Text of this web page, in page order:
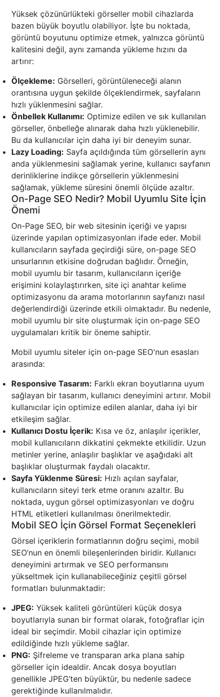
Yüksek çözünürlükteki görseller mobil cihazlarda
bazen büyük boyutlu olabiliyor. İşte bu noktada,
görüntü boyutunu optimize etmek, yalnızca görüntü
kalitesini değil, aynı zamanda yükleme hızını da
artırır:
Ölçekleme: Görselleri, görüntüleneceği alanın
orantısına uygun şekilde ölçeklendirmek, sayfaların
hızlı yüklenmesini sağlar.
Önbellek Kullanımı: Optimize edilen ve sık kullanılan
görseller, önbelleğe alınarak daha hızlı yüklenebilir.
Bu da kullanıcılar için daha iyi bir deneyim sunar.
Lazy Loading: Sayfa açıldığında tüm görsellerin aynı
anda yüklenmesini sağlamak yerine, kullanıcı sayfanın
derinliklerine indikçe görsellerin yüklenmesini
sağlamak, yükleme süresini önemli ölçüde azaltır.
On-Page SEO Nedir? Mobil Uyumlu Site İçin
Önemi
On-Page SEO, bir web sitesinin içeriği ve yapısı
üzerinde yapılan optimizasyonları ifade eder. Mobil
kullanıcıların sayfada geçirdiği süre, on-page SEO
unsurlarının etkisine doğrudan bağlıdır. Örneğin,
mobil uyumlu bir tasarım, kullanıcıların içeriğe
erişimini kolaylaştırırken, site içi anahtar kelime
optimizasyonu da arama motorlarının sayfanızı nasıl
değerlendirdiği üzerinde etkili olmaktadır. Bu nedenle,
mobil uyumlu bir site oluşturmak için on-page SEO
uygulamaları kritik bir öneme sahiptir.
Mobil uyumlu siteler için on-page SEO'nun esasları
arasında:
Responsive Tasarım: Farklı ekran boyutlarına uyum
sağlayan bir tasarım, kullanıcı deneyimini artırır. Mobil
kullanıcılar için optimize edilen alanlar, daha iyi bir
etkileşim sağlar.
Kullanıcı Dostu İçerik: Kısa ve öz, anlaşılır içerikler,
mobil kullanıcıların dikkatini çekmekte etkilidir. Uzun
metinler yerine, anlaşılır başlıklar ve aşağıdaki alt
başlıklar oluşturmak faydalı olacaktır.
Sayfa Yüklenme Süresi: Hızlı açılan sayfalar,
kullanıcıların siteyi terk etme oranını azaltır. Bu
noktada, uygun görsel optimizasyonları ve doğru
HTML etiketleri kullanılması önerilmektedir.
Mobil SEO İçin Görsel Format Seçenekleri
Görsel içeriklerin formatlarının doğru seçimi, mobil
SEO’nun en önemli bileşenlerinden biridir. Kullanıcı
deneyimini artırmak ve SEO performansını
yükseltmek için kullanabileceğiniz çeşitli görsel
formatları bulunmaktadir:
JPEG: Yüksek kaliteli görüntüleri küçük dosya
boyutlarıyla sunan bir format olarak, fotoğraflar için
ideal bir seçimdir. Mobil cihazlar için optimize
edildiğinde hızlı yükleme sağlar.
PNG: Şifreleme ve transparan arka plana sahip
görseller için idealdir. Ancak dosya boyutları
genellikle JPEG’ten büyüktür, bu nedenle sadece
gerektiğinde kullanılmalıdır.